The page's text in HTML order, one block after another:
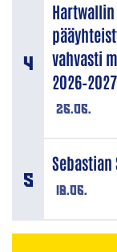
26.06.
vahvasti
2026–2027
18.06.